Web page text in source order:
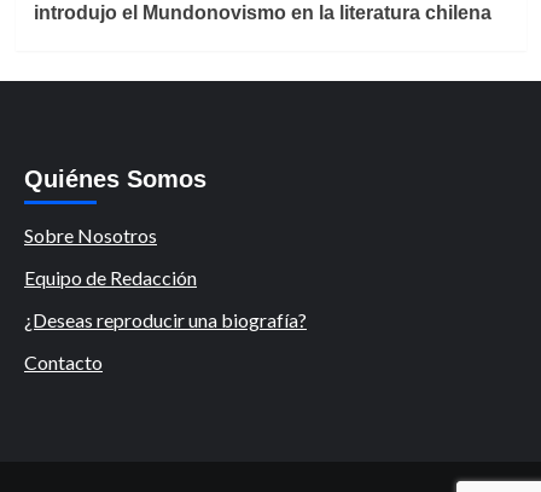
introdujo el Mundonovismo en la literatura chilena
Quiénes Somos
Sobre Nosotros
Equipo de Redacción
¿Deseas reproducir una biografía?
Contacto